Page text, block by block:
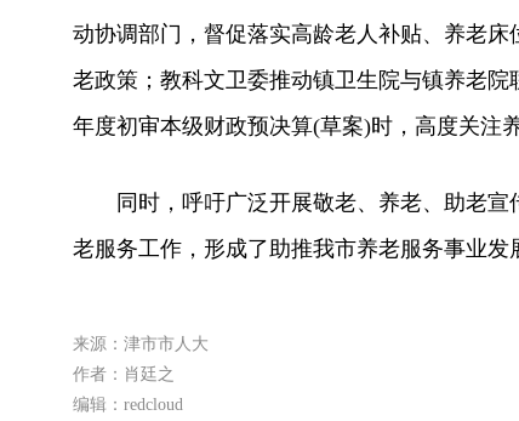
动协调部门，督促落实高龄老人补贴、养老
老政策；教科文卫委推动镇卫生院与镇养老
年度初审本级财政预决算(草案)时，高度关注
同时，呼吁广泛开展敬老、养老、助老宣
老服务工作，形成了助推我市养老服务事业发
来源：津市市人大
作者：肖廷之
编辑：redcloud